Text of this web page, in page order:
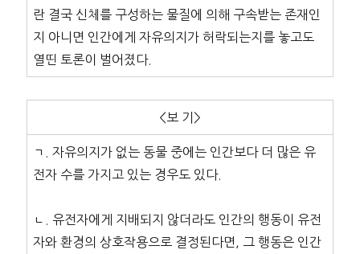
란 결국 신체를 구성하는 물질에 의해 구속받는 존재인
지 아니면 인간에게 자유의지가 허락되는지를 놓고도
열띤 토론이 벌어졌다.
<보 기>
ㄱ. 자유의지가 없는 동물 중에는 인간보다 더 많은 유
전자 수를 가지고 있는 경우도 있다.
ㄴ. 유전자에게 지배되지 않더라도 인간의 행동이 유전
자와 환경의 상호작용으로 결정된다면, 그 행동은 인간